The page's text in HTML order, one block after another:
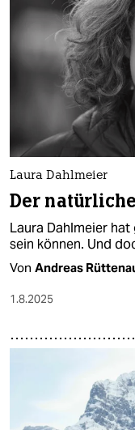
Laura Dahlmeier
Der
Laura Dahlmeier
sein können. Und
Von Andreas
1.8.2025